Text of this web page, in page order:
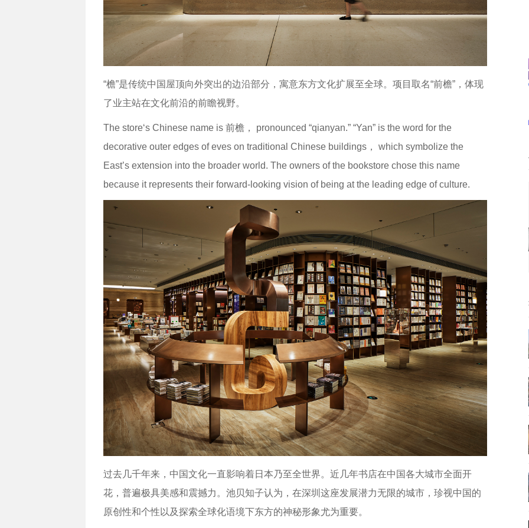
“檐”是传统中国屋顶向外突出的边沿部分，寓意东方文化扩展至全球。项目取名“前檐”，体现
了业主站在文化前沿的前瞻视野。
The store‘s Chinese name is 前檐， pronounced “qianyan.” “Yan” is the word for the
decorative outer edges of eves on traditional Chinese buildings， which symbolize the
East’s extension into the broader world. The owners of the bookstore chose this name
because it represents their forward-looking vision of being at the leading edge of culture.
过去几千年来，中国文化一直影响着日本乃至全世界。近几年书店在中国各大城市全面开
花，普遍极具美感和震撼力。池贝知子认为，在深圳这座发展潜力无限的城市，珍视中国的
原创性和个性以及探索全球化语境下东方的神秘形象尤为重要。